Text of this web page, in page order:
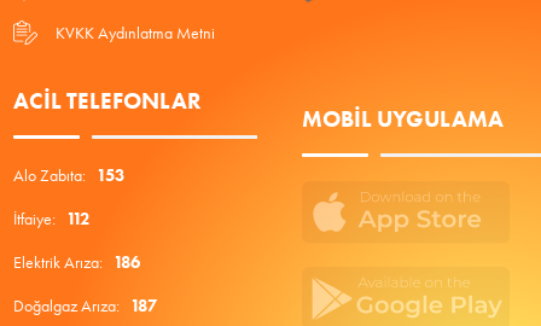
KVKK Aydınlatma Metni
ACIL TELEFONLAR
Alo Zabıta: 153
İtfaiye: 112
Elektrik Arıza: 186
Doğalgaz Arıza: 187
MOBIL UYGULAMA